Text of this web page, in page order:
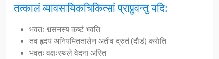
तत्कालं व्यावसायिकचिकित्सां प्राप्नुवन्तु यदि:
भवतः श्वसनस्य कष्टं भवति
तव हृदयं अनियमिततालेन अतीव द्रुतं (दौडं) करोति
भवतः वक्षःस्थले वेदना अस्ति